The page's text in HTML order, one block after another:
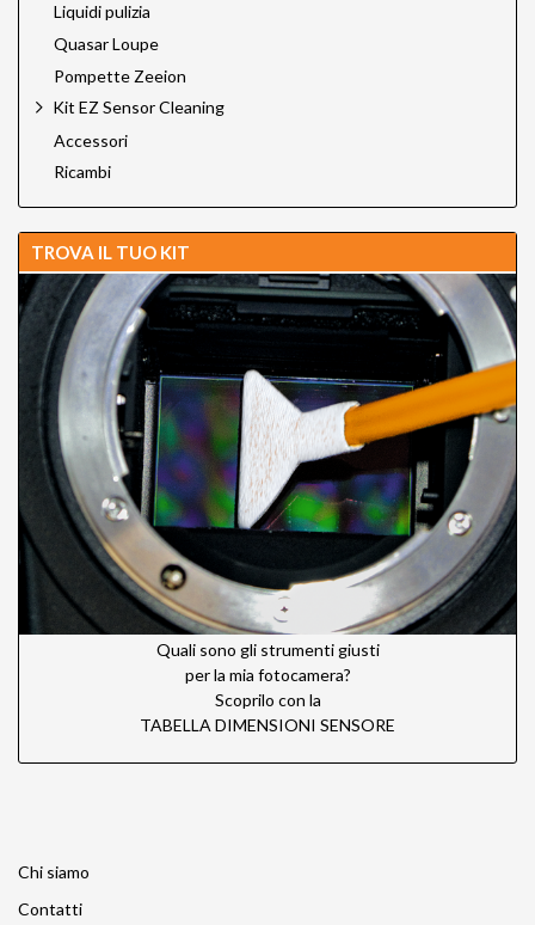
Liquidi pulizia
Quasar Loupe
Pompette Zeeion
Kit EZ Sensor Cleaning
Accessori
Ricambi
TROVA IL TUO KIT
Quali sono gli strumenti giusti
per la mia fotocamera?
Scoprilo con la
TABELLA DIMENSIONI SENSORE
Chi siamo
Contatti